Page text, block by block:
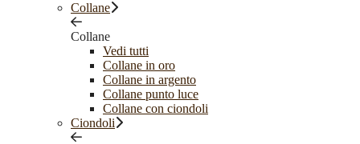
Collane
Collane
Vedi tutti
Collane in oro
Collane in argento
Collane punto luce
Collane con ciondoli
Ciondoli